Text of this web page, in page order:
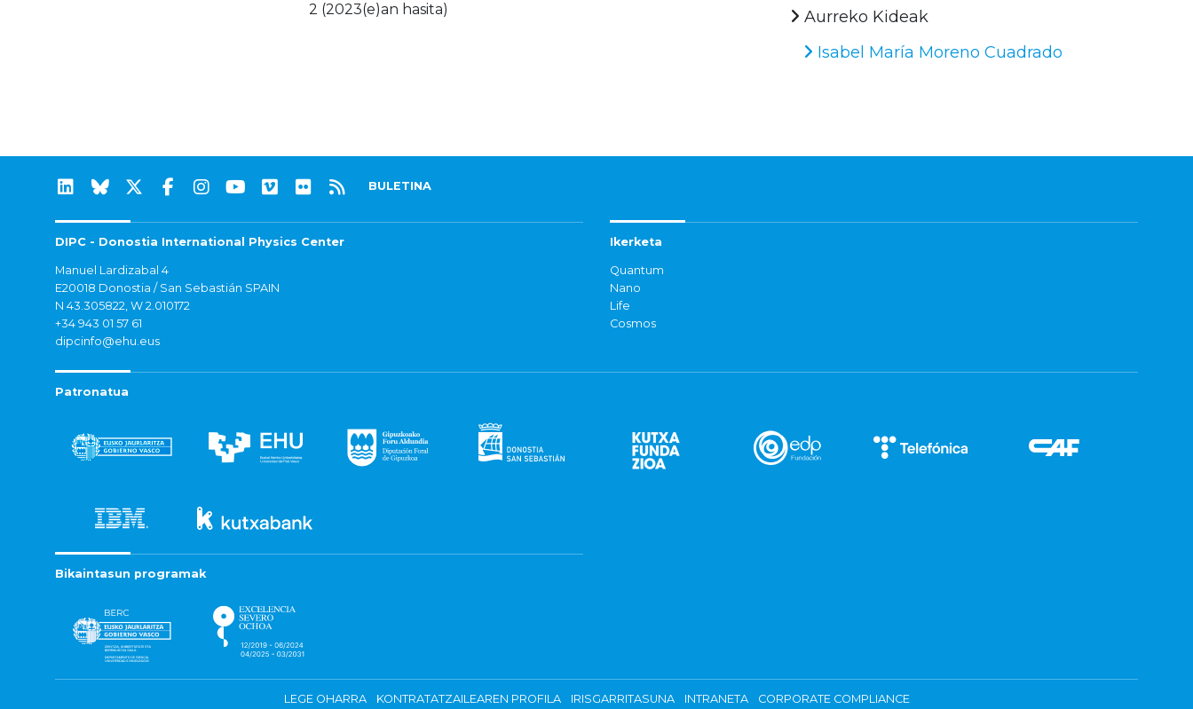
2 (2023(e)an hasita)
Aurreko Kideak
Isabel María Moreno Cuadrado
BULETINA
DIPC - Donostia International Physics Center
Manuel Lardizabal 4
E20018 Donostia / San Sebastián SPAIN
N 43.305822, W 2.010172
+34 943 01 57 61
dipcinfo@ehu.eus
Ikerketa
Quantum
Nano
Life
Cosmos
Patronatua
Bikaintasun programak
LEGE OHARRA KONTRATATZAILEAREN PROFILA IRISGARRITASUNA INTRANETA CORPORATE COMPLIANCE